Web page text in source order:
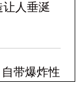
让人垂涎
带爆炸性